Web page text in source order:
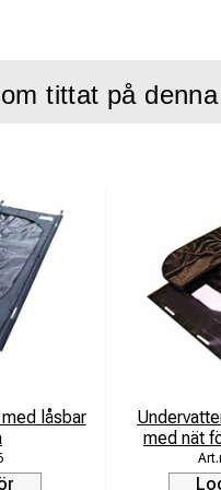
tittat på
låsbar
med nät